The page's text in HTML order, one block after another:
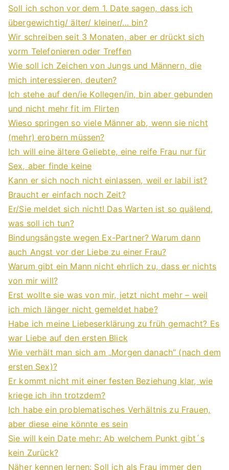
Soll ich schon vor dem 1. Date sagen, dass ich
übergewichtig/ älter/ kleiner/… bin?
Wir schreiben seit 3 Monaten, aber er drückt sich
vorm Telefonieren oder Treffen
Wie soll ich Zeichen von Jungs und Männern, die
mich interessieren, deuten?
Ich stehe auf den/ie Kollegen/in, bin aber gebunden
und nicht mehr fit im Flirten
Wieso springen so viele Männer ab, wenn sie nicht
(mehr) erobern müssen?
Ich will eine ältere Geliebte, eine reife Frau nur für
Sex, aber finde keine
Kann er sich noch nicht einlassen, weil er labil ist?
Braucht er einfach noch Zeit?
Er/Sie meldet sich nicht! Das Warten ist so quälend,
was soll ich tun?
Bindungsängste wegen Ex-Partner? Warum dann
auch Angst vor der Liebe zu einer Frau?
Warum gibt ein Mann nicht ehrlich zu, dass er nichts
von mir will?
Erst wollte sie was von mir, jetzt nicht mehr – weil
ich mich länger nicht gemeldet habe?
Habe ich meine Liebeserklärung zu früh gemacht? Es
war Liebe auf den ersten Blick
Wie verhält man sich am „Morgen danach“ (nach dem
ersten Sex)?
Er kommt nicht mit einer festen Beziehung klar, wie
kriege ich ihn trotzdem?
Ich habe ein problematisches Verhältnis zu Frauen,
aber diese eine könnte es sein
Sie will kein Date mehr: Ab welchem Punkt gibt´s
kein Zurück?
Näher kennen lernen: Soll ich als Frau immer den